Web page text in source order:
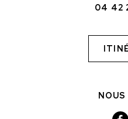
04 42
NOUS